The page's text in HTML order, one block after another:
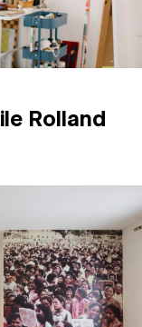
Rolland